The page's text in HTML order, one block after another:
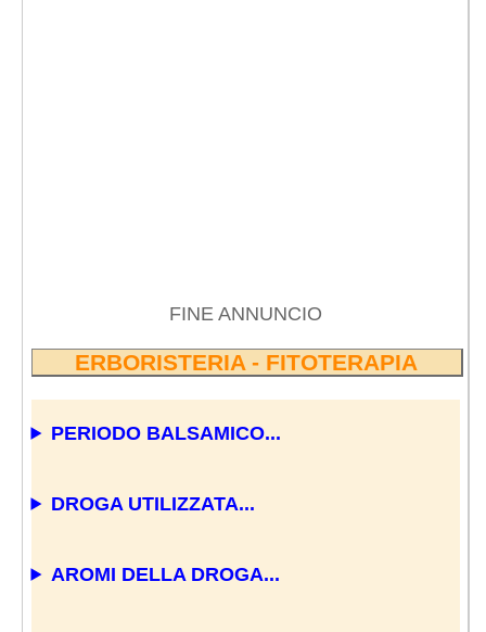
FINE ANNUNCIO
ERBORISTERIA - FITOTERAPIA
PERIODO BALSAMICO...
DROGA UTILIZZATA...
AROMI DELLA DROGA...